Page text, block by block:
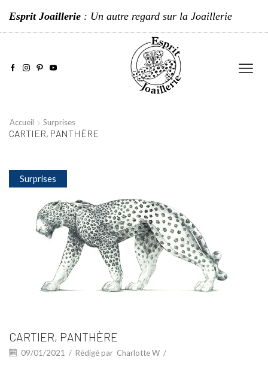
Esprit Joaillerie : Un autre regard sur la Joaillerie
Accueil Surprises
CARTIER, PANTHÈRE
Surprises
CARTIER, PANTHÈRE
09/01/2021 / Rédigé par Charlotte W /